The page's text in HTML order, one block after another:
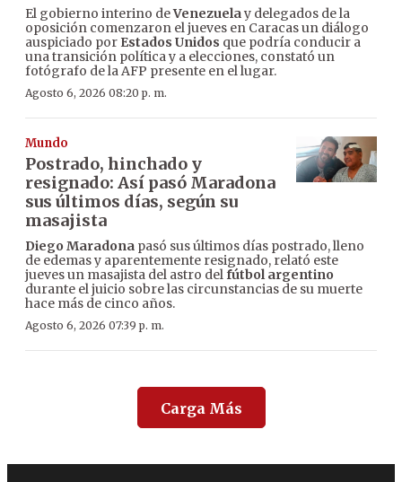
El gobierno interino deVenezuelay delegados de la
oposición comenzaron el jueves en Caracas un diálogo
auspiciado por Estados Unidos que podría conducir a
una transición política y a elecciones, constató un
fotógrafo de la AFP presente en el lugar.
Agosto 6, 2026 08:20 p. m.
Mundo
Postrado, hinchado y
resignado: Así pasó Maradona
sus últimos días, según su
masajista
Diego Maradona pasó sus últimos días postrado, lleno
de edemas y aparentemente resignado, relató este
jueves un masajista del astro delfútbol argentino
durante el juicio sobre las circunstancias de su muerte
hace más de cinco años.
Agosto 6, 2026 07:39 p. m.
Carga Más